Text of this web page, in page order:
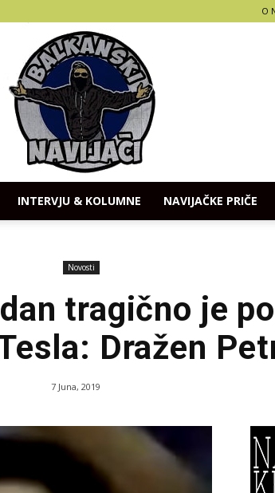
O
Navijaci
INTERVJU & KOLUMNE NAVIJAČKE PRIČE
Novosti
tragično je
Dražen
7 Juna, 2019